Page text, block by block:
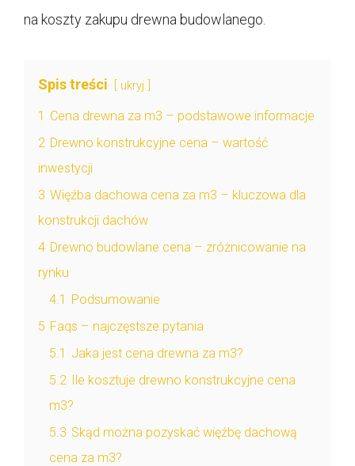
na koszty zakupu drewna budowlanego.
Spis treści ukryj
1 Cena drewna za m3 – podstawowe informacje
2 Drewno konstrukcyjne cena – wartość
inwestycji
3 Więźba dachowa cena za m3 – kluczowa dla
konstrukcji dachów
4 Drewno budowlane cena – zróżnicowanie na
rynku
4.1 Podsumowanie
5 Faqs – najczęstsze pytania
5.1 Jaka jest cena drewna za m3?
5.2 Ile kosztuje drewno konstrukcyjne cena
m3?
5.3 Skąd można pozyskać więźbę dachową
cena za m3?